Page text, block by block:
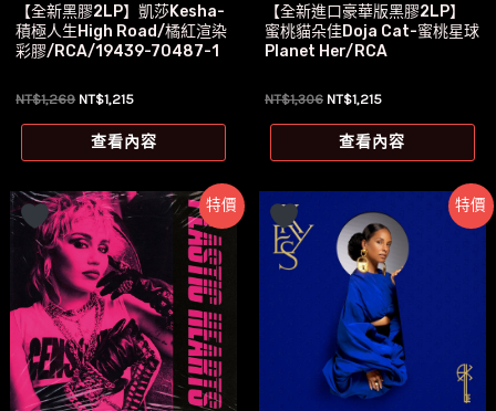
【全新黑膠2LP】凱莎Kesha-
積極人生High Road/橘紅渲染
彩膠/RCA/19439-70487-1
NT$1,269 原
價
格：
NT$1,215目
價
格：
查看內容
【全新進口豪華版黑膠2LP】
蜜桃貓朵佳Doja Cat-蜜桃星球
Planet Her/RCA
NT$1,306 原
價
格：
NT$1,215目
價
格：
查看內容
特價 特價